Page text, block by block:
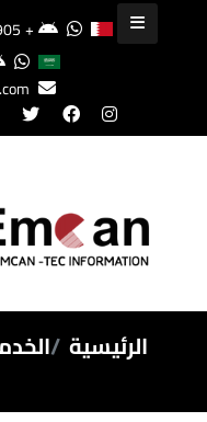
+97333228815
الرئيسية